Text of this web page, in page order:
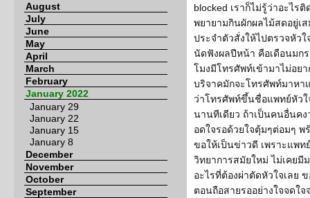
August
July
June
May
April
March
February
January 2022
January 29
January 22
January 15
January 8
December
November
October
September
blocked เราก็ไม่รู้ว่าอะไร
พยายามกินผักผลไม้สดอยู่เ
ประจำตัวสั่งให้ไปตรวจหัว
นัดฟังผลปีหน้า คือเดือนมก
โมงมีโทรศัพท์เข้ามาไม่อย
บริจาคมักจะโทรศัพท์มาหา
ว่าโทรศัพท์ขึ้นชื่อแพทย์หัวใ
นานทีเดียว ถ้าเป็นคนอื่นคง
อดใจรอด้วยใจตุ้มๆต่อมๆ พ
ขอให้เป็นข่าวดี เพราะแพท
วิทยาการสมัยใหม่ ไม่เคยมี
อะไรที่ต้องผ่าตัดหัวใจเลย
ตอนถือสายรออย่างใจจดใ